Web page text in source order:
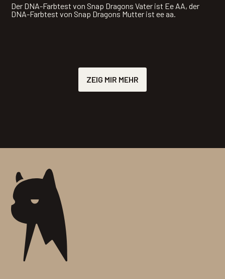
Der DNA-Farbtest von Snap Dragons Vater ist Ee AA, der
DNA-Farbtest von Snap Dragons Mutter ist ee aa.
ZEIG MIR MEHR